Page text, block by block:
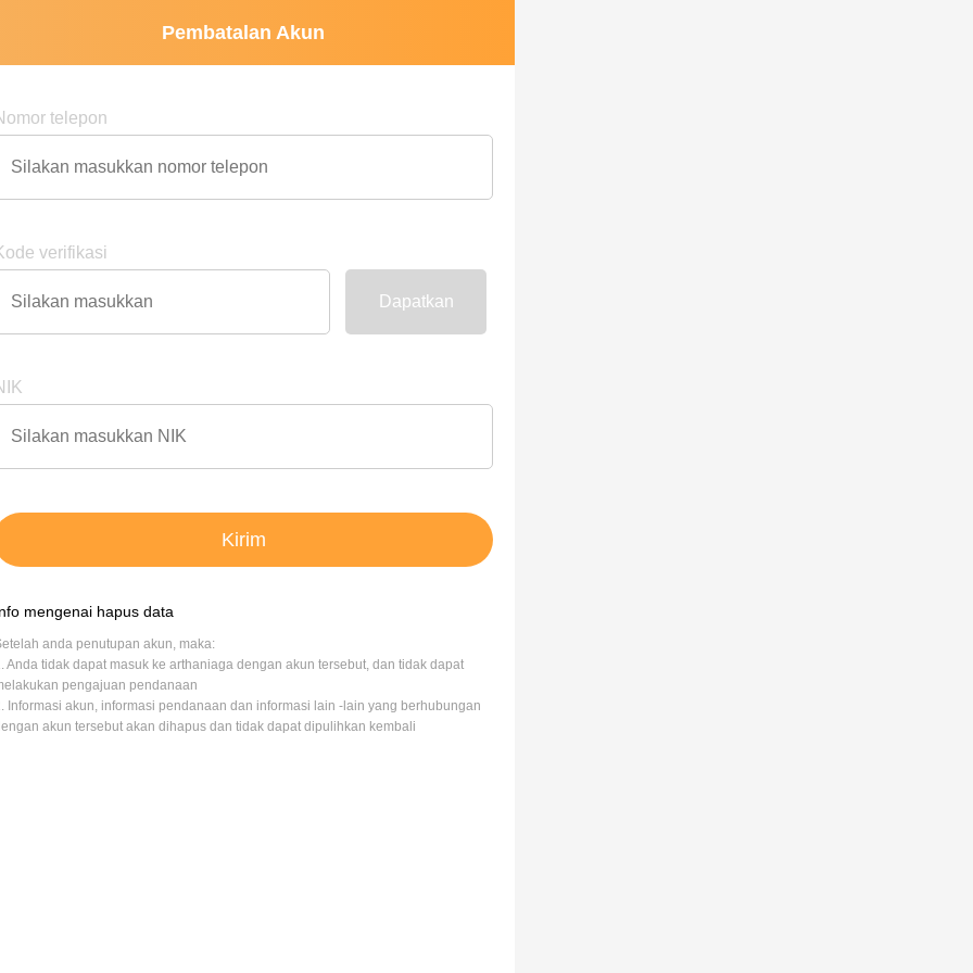
Pembatalan Akun
telepon
verifikasi
Dapatkan
Kirim
mengenai hapus data
anda penutupan akun, maka:
Anda tidak dapat masuk ke arthaniaga dengan akun tersebut, dan tidak dapat
pengajuan pendanaan
Informasi akun, informasi pendanaan dan informasi lain -lain yang berhubungan
akun tersebut akan dihapus dan tidak dapat dipulihkan kembali